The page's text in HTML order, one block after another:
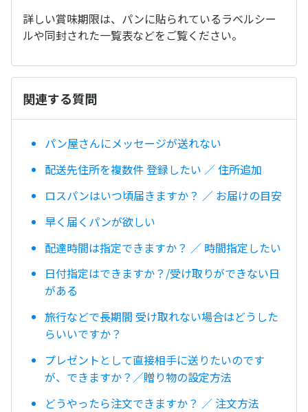
詳しい賞味期限は、パンに貼られているラベルシー
ルや同封された一覧表などをご覧ください。
関連する質問
パン屋さんにメッセージが送れない
配送先住所を複数件 登録したい ／ 住所追加
ロスパンはいつ頃届きますか？ ／ お届けの目安
早く届くパンが欲しい
配達時間は指定できますか？ ／ 時間指定したい
日付指定はできますか？/受け取りができない日
がある
旅行などで長期間 受け取れない場合はどうした
らいいですか？
プレゼントとして直接相手に送りたいのです
が、できますか？／贈り物の設定方法
どうやったら注文できますか？ ／ 注文方法